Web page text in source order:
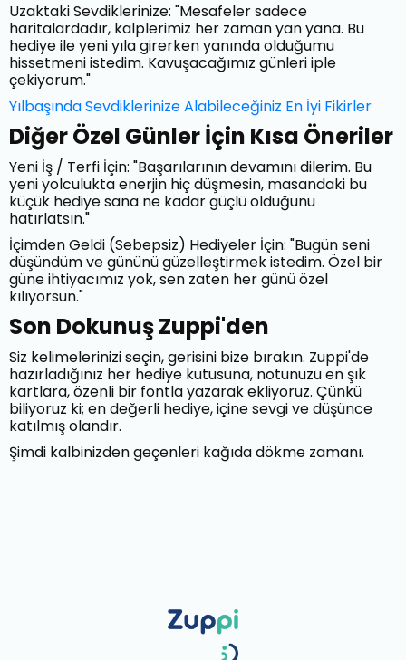
Uzaktaki Sevdiklerinize: "Mesafeler sadece
haritalardadır, kalplerimiz her zaman yan yana. Bu
hediye ile yeni yıla girerken yanında olduğumu
hissetmeni istedim. Kavuşacağımız günleri iple
çekiyorum."
Yılbaşında Sevdiklerinize Alabileceğiniz En İyi Fikirler
Diğer Özel Günler İçin Kısa Öneriler
Yeni İş / Terfi İçin: "Başarılarının devamını dilerim. Bu
yeni yolculukta enerjin hiç düşmesin, masandaki bu
küçük hediye sana ne kadar güçlü olduğunu
hatırlatsın."
İçimden Geldi (Sebepsiz) Hediyeler İçin: "Bugün seni
düşündüm ve gününü güzelleştirmek istedim. Özel bir
güne ihtiyacımız yok, sen zaten her günü özel
kılıyorsun."
Son Dokunuş Zuppi'den
Siz kelimelerinizi seçin, gerisini bize bırakın. Zuppi'de
hazırladığınız her hediye kutusuna, notunuzu en şık
kartlara, özenli bir fontla yazarak ekliyoruz. Çünkü
biliyoruz ki; en değerli hediye, içine sevgi ve düşünce
katılmış olandır.
Şimdi kalbinizden geçenleri kağıda dökme zamanı.